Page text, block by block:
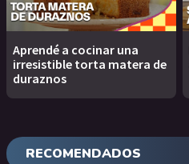
Aprendé a cocinar una
irresistible torta matera de
duraznos
RECOMENDADOS